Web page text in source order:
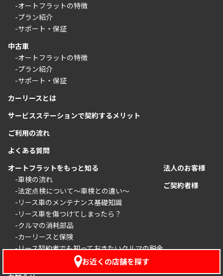
-オートフラットの特徴
-プラン紹介
-サポート・保証
中古車
-オートフラットの特徴
-プラン紹介
-サポート・保証
カーリースとは
サービスステーションで契約するメリット
ご利用の流れ
よくある質問
オートフラットをもっと知る
-車検の流れ
-法定点検について〜車検との違い〜
-リース車のメンテナンス基礎知識
-リース車を傷つけてしまったら？
-クルマの消耗部品
-カーリースと保険
-リース契約者でも知っておきたいクルマの税金
-カーリースの審査基準
法人のお客様
ご契約者様
お近くの店舗を探す